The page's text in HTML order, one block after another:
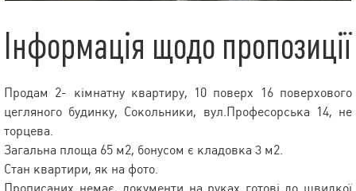
Інформація щодо пропозиції
Продам 2- кімнатну квартиру, 10 поверх 16 поверхового
цегляного будинку, Сокольники, вул.Професорська 14, не
торцева.
Загальна площа 65 м2, бонусом є кладовка 3 м2.
Стан квартири, як на фото.